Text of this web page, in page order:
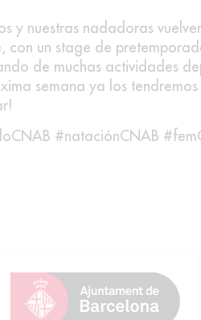
y nuestras nadadoras
con un stage de
de muchas actividades
semana ya los
#nataciónCNAB